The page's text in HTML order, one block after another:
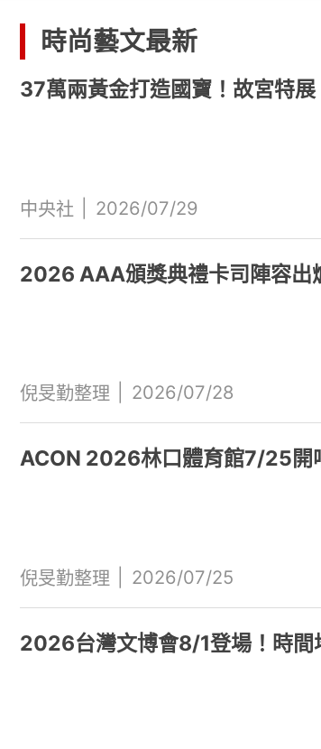
時尚藝文最新
37萬兩黃金打造國寶！故宮特
中央社 2026/07/29
2026 AAA頒獎典禮卡司陣容出
倪旻勤整理 2026/07/28
ACON 2026林口體育館7/25開
倪旻勤整理 2026/07/25
2026台灣文博會8/1登場！時間